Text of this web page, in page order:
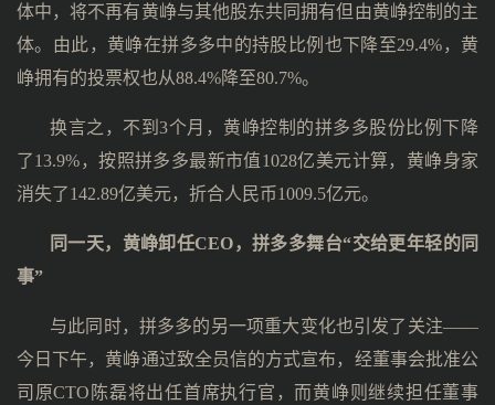
体中，将不再有黄峥与其他股东共同拥有但由黄峥控制的主
体。由此，黄峥在拼多多中的持股比例也下降至29.4%，黄
峥拥有的投票权也从88.4%降至80.7%。
换言之，不到3个月，黄峥控制的拼多多股份比例下降
了13.9%，按照拼多多最新市值1028亿美元计算，黄峥身家
消失了142.89亿美元，折合人民币1009.5亿元。
同一天，黄峥卸任CEO，拼多多舞台“交给更年轻的同
事”
与此同时，拼多多的另一项重大变化也引发了关注——
今日下午，黄峥通过致全员信的方式宣布，经董事会批准公
司原CTO陈磊将出任首席执行官，而黄峥则继续担任董事